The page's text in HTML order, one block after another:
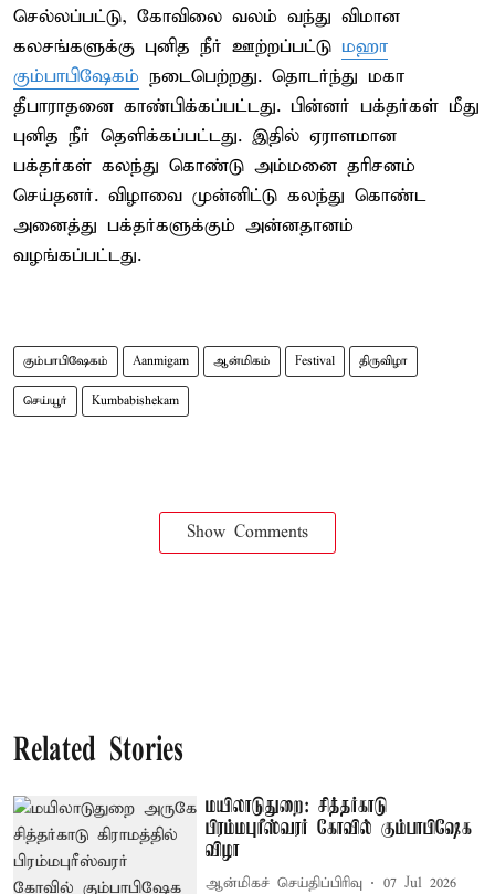
செல்லப்பட்டு, கோவிலை வலம் வந்து விமான
கலசங்களுக்கு புனித நீர் ஊற்றப்பட்டு மஹா
கும்பாபிஷேகம் நடைபெற்றது. தொடர்ந்து மகா
தீபாராதனை காண்பிக்கப்பட்டது. பின்னர் பக்தர்கள் மீது
புனித நீர் தெளிக்கப்பட்டது. இதில் ஏராளமான
பக்தர்கள் கலந்து கொண்டு அம்மனை தரிசனம்
செய்தனர். விழாவை முன்னிட்டு கலந்து கொண்ட
அனைத்து பக்தர்களுக்கும் அன்னதானம்
வழங்கப்பட்டது.
கும்பாபிஷேகம் Aanmigam ஆன்மிகம் Festival திருவிழா
செய்யூர் Kumbabishekam
Show Comments
Related Stories
மயிலாடுதுறை: சித்தர்காடு
பிரம்மபுரீஸ்வரர் கோவில் கும்பாபிஷேக
விழா
ஆன்மிகச் செய்திப்பிரிவு 07 Jul 2026